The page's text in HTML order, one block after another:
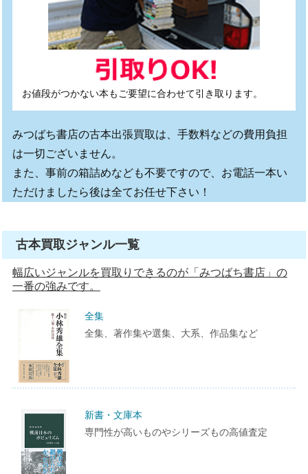
お値段がつかない本もご要望に合わせて引き取ります。
みつばち書店の古本出張買取は、手数料などの費用負担
は一切ございません。
また、事前の箱詰めなども不要ですので、お電話一本い
ただけましたら後は全てお任せ下さい！
古本買取ジャンル一覧
幅広いジャンルを買取りできるのが「みつばち書店」の
一番の強みです。
全集
全集、著作集や選集、大系、作品集など
新書・文庫本
専門性が高いものやシリーズもの高値査定